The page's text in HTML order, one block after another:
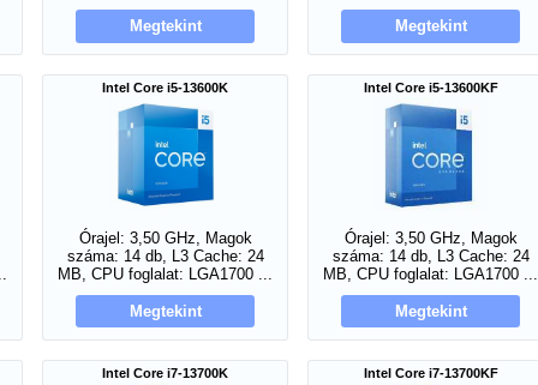
Megtekint Megtekint
Intel Core i5-13600K
Órajel: 3,50 GHz, Magok
száma: 14 db, L3 Cache: 24
MB, CPU foglalat: LGA1700 ...
Megtekint
Intel Core i5-13600KF
Órajel: 3,50 GHz, Magok
száma: 14 db, L3 Cache: 24
MB, CPU foglalat: LGA1700 ...
Megtekint
Intel Core i7-13700K Intel Core i7-13700KF